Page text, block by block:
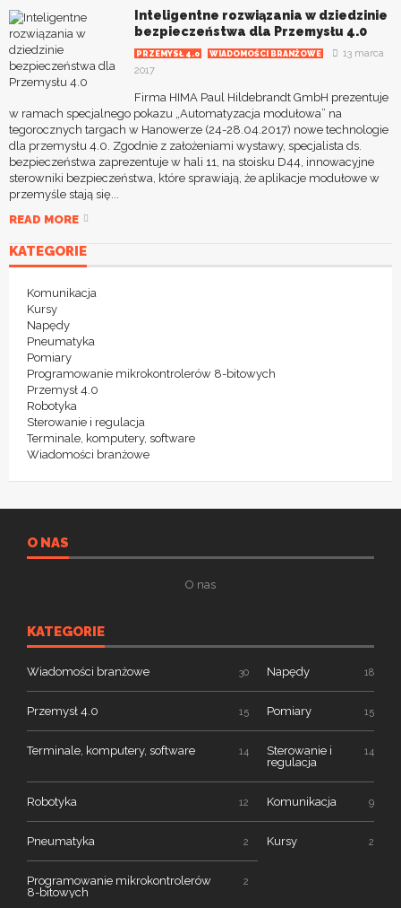
Inteligentne rozwiązania w dziedzinie
bezpieczeństwa dla Przemysłu 4.0
PRZEMYSŁ 4.0 WIADOMOŚCI BRANŻOWE
13 marca
2017
Firma HIMA Paul Hildebrandt GmbH prezentuje
w ramach specjalnego pokazu „Automatyzacja modułowa” na
tegorocznych targach w Hanowerze (24-28.04.2017) nowe technologie
dla przemysłu 4.0. Zgodnie z założeniami wystawy, specjalista ds.
bezpieczeństwa zaprezentuje w hali 11, na stoisku D44, innowacyjne
sterowniki bezpieczeństwa, które sprawiają, że aplikacje modułowe w
przemyśle stają się...
READ MORE
KATEGORIE
Komunikacja
Kursy
Napędy
Pneumatyka
Pomiary
Programowanie mikrokontrolerów 8-bitowych
Przemysł 4.0
Robotyka
Sterowanie i regulacja
Terminale, komputery, software
Wiadomości branżowe
O NAS
O nas
KATEGORIE
Wiadomości branżowe 30 Napędy 18
Przemysł 4.0 15 Pomiary 15
Terminale, komputery, software 14
Sterowanie i
regulacja
14
Robotyka 12 Komunikacja 9
Pneumatyka 2 Kursy 2
Programowanie mikrokontrolerów
8-bitowych
2